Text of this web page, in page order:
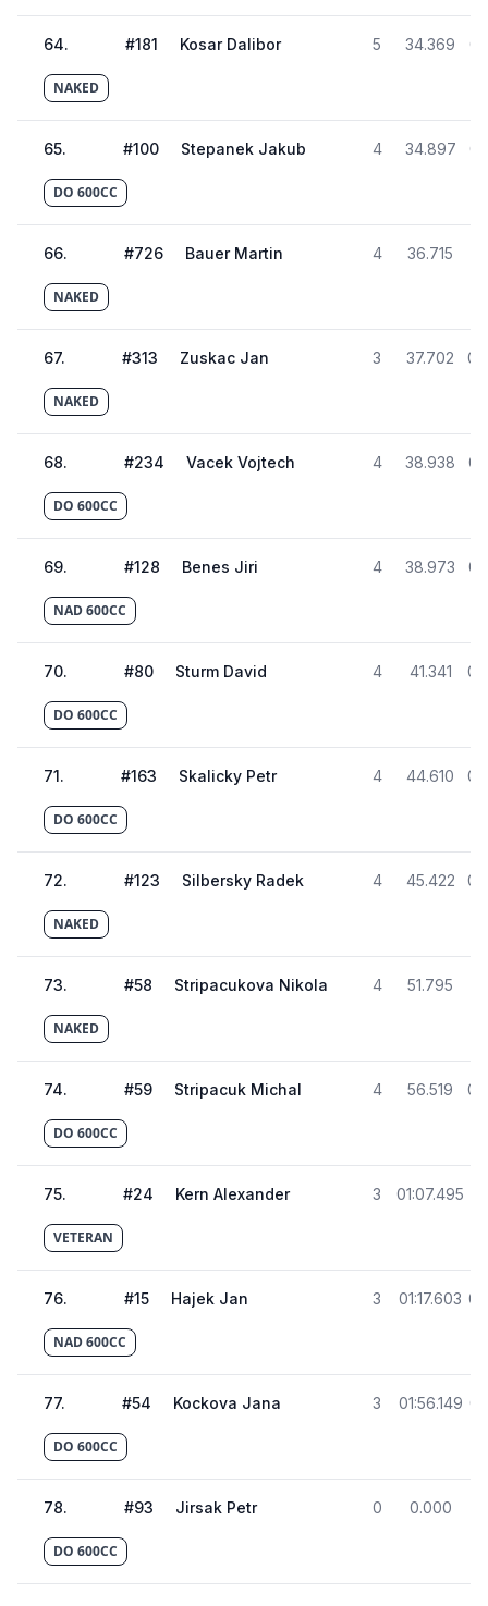
64. #181 Kosar Dalibor 5 34.369
NAKED
65. #100 Stepanek Jakub 4 34.897
DO 600CC
66. #726 Bauer Martin 4 36.715
NAKED
67. #313 Zuskac Jan 3 37.702
NAKED
68. #234 Vacek Vojtech 4 38.938
DO 600CC
69. #128 Benes Jiri 4 38.973
NAD 600CC
70. #80 Sturm David 4 41.341
DO 600CC
71. #163 Skalicky Petr 4 44.610
DO 600CC
72. #123 Silbersky Radek 4 45.422
NAKED
73. #58 Stripacukova Nikola 4 51.795
NAKED
74. #59 Stripacuk Michal 4 56.519
DO 600CC
75. #24 Kern Alexander 3 01:07.495
VETERAN
76. #15 Hajek Jan 3 01:17.603
NAD 600CC
77. #54 Kockova Jana 3 01:56.149
DO 600CC
78. #93 Jirsak Petr 0 0.000
DO 600CC